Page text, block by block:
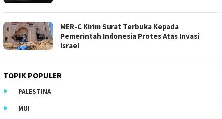
MER-C Kirim Surat Terbuka Kepada
Pemerintah Indonesia Protes Atas Invasi
Israel
TOPIK POPULER
PALESTINA
MUI